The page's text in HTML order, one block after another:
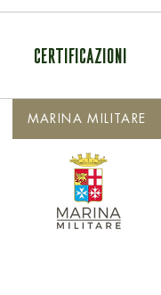
CERTIFICAZIONI
MARINA MILITARE